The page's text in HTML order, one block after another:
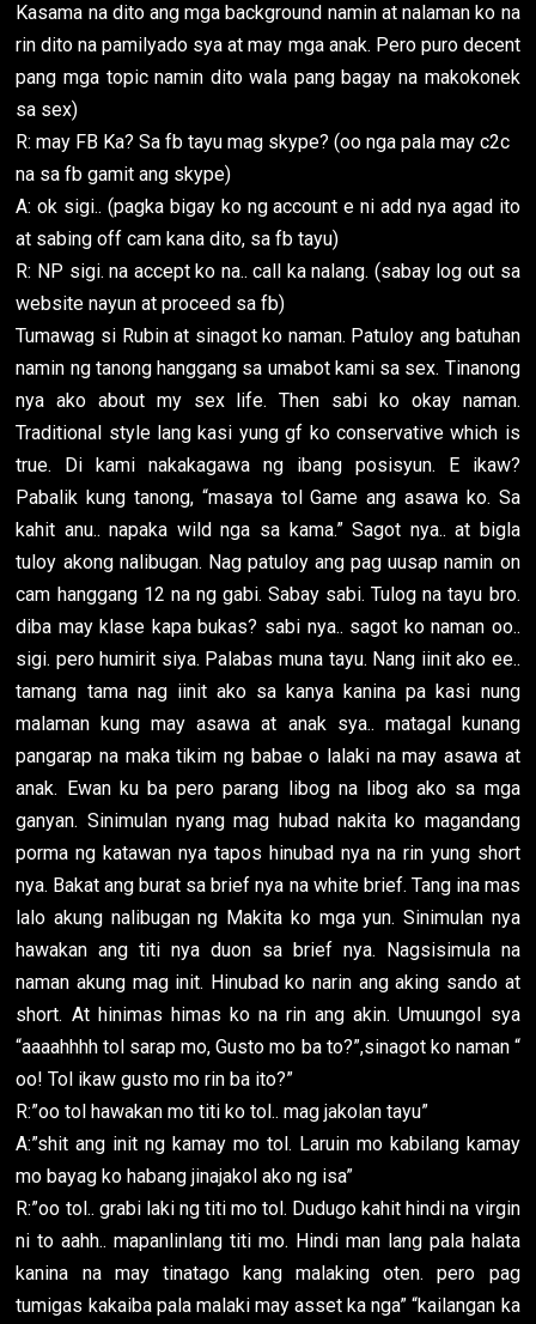
Kasama na dito ang mga background namin at nalaman ko na
rin dito na pamilyado sya at may mga anak. Pero puro decent
pang mga topic namin dito wala pang bagay na makokonek
sa sex)
R: may FB Ka? Sa fb tayu mag skype? (oo nga pala may c2c
na sa fb gamit ang skype)
A: ok sigi.. (pagka bigay ko ng account e ni add nya agad ito
at sabing off cam kana dito, sa fb tayu)
R: NP sigi. na accept ko na.. call ka nalang. (sabay log out sa
website nayun at proceed sa fb)
Tumawag si Rubin at sinagot ko naman. Patuloy ang batuhan
namin ng tanong hanggang sa umabot kami sa sex. Tinanong
nya ako about my sex life. Then sabi ko okay naman.
Traditional style lang kasi yung gf ko conservative which is
true. Di kami nakakagawa ng ibang posisyun. E ikaw?
Pabalik kung tanong, “masaya tol Game ang asawa ko. Sa
kahit anu.. napaka wild nga sa kama.” Sagot nya.. at bigla
tuloy akong nalibugan. Nag patuloy ang pag uusap namin on
cam hanggang 12 na ng gabi. Sabay sabi. Tulog na tayu bro.
diba may klase kapa bukas? sabi nya.. sagot ko naman oo..
sigi. pero humirit siya. Palabas muna tayu. Nang iinit ako ee..
tamang tama nag iinit ako sa kanya kanina pa kasi nung
malaman kung may asawa at anak sya.. matagal kunang
pangarap na maka tikim ng babae o lalaki na may asawa at
anak. Ewan ku ba pero parang libog na libog ako sa mga
ganyan. Sinimulan nyang mag hubad nakita ko magandang
porma ng katawan nya tapos hinubad nya na rin yung short
nya. Bakat ang burat sa brief nya na white brief. Tang ina mas
lalo akung nalibugan ng Makita ko mga yun. Sinimulan nya
hawakan ang titi nya duon sa brief nya. Nagsisimula na
naman akung mag init. Hinubad ko narin ang aking sando at
short. At hinimas himas ko na rin ang akin. Umuungol sya
“aaaahhhh tol sarap mo, Gusto mo ba to?”,sinagot ko naman “
oo! Tol ikaw gusto mo rin ba ito?”
R:”oo tol hawakan mo titi ko tol.. mag jakolan tayu”
A:”shit ang init ng kamay mo tol. Laruin mo kabilang kamay
mo bayag ko habang jinajakol ako ng isa”
R:”oo tol.. grabi laki ng titi mo tol. Dudugo kahit hindi na virgin
ni to aahh.. mapanlinlang titi mo. Hindi man lang pala halata
kanina na may tinatago kang malaking oten. pero pag
tumigas kakaiba pala malaki may asset ka nga” “kailangan ka